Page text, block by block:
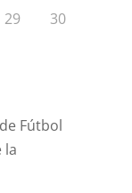
29
30
Fútbol
la